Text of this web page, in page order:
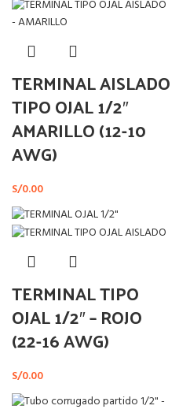
TERMINAL AISLADO
TIPO OJAL 1/2″
AMARILLO (12-10
AWG)
S/0.00
TERMINAL TIPO
OJAL 1/2″ – ROJO
(22-16 AWG)
S/0.00